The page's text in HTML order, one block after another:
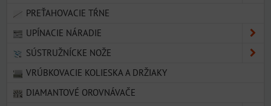
PREŤAHOVACIE TŔNE
UPÍNACIE NÁRADIE
SÚSTRUŽNÍCKE NOŽE
VRÚBKOVACIE KOLIESKA A DRŽIAKY
DIAMANTOVÉ OROVNÁVAČE